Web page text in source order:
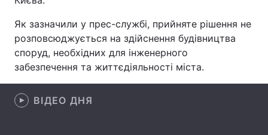
Лонгріди
Відео з Youtube Статті
Інтерв'ю Думки
Архів
Як зазначили у прес-службі, прийняте рішення не
розповсюджується на здійснення будівництва
споруд, необхідних для інженерного
забезпечення та життєдіяльності міста.
ВІДЕО ДНЯ